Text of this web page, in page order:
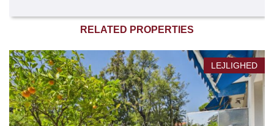
RELATED PROPERTIES
LEJLIGHED